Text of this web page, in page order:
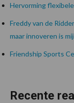
Hervorming
Freddy van de
maar innoveren is
Friendship Sports
Recente